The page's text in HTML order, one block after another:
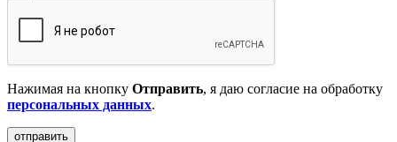
Нажимая на кнопку Отправить, я даю согласие на обработку
персональных данных.